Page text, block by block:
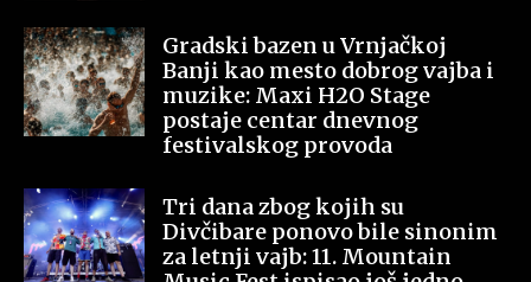
Gradski bazen u Vrnjačkoj
Banji kao mesto dobrog vajba i
muzike: Maxi H2O Stage
postaje centar dnevnog
festivalskog provoda
Tri dana zbog kojih su
Divčibare ponovo bile sinonim
za letnji vajb: 11. Mountain